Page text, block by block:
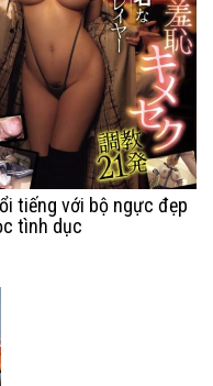
tiếng với bộ ngực đẹp
tình dục